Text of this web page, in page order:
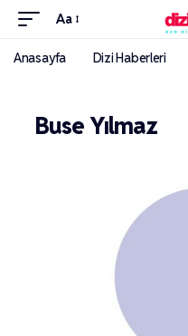
Aa
Anasayfa Dizi Haberleri
Buse Yılmaz